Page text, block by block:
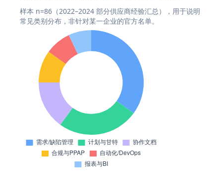
样本 n=86（2022–2024 部分供应商经验汇总），用于说明
常见类别分布，非针对某一企业的官方名单。